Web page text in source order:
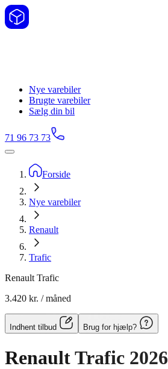
Nye varebiler
Brugte varebiler
Sælg din bil
71 96 73 73
Forside
Nye varebiler
Renault
Trafic
Renault Trafic
3.420 kr. / måned
Indhent tilbud Brug for hjælp?
Renault Trafic 2026